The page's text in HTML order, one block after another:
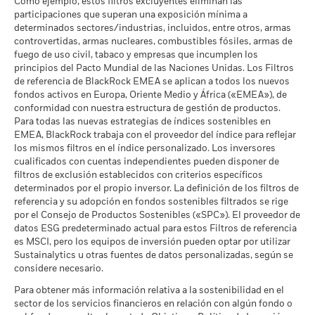
Las eventuales comisiones de entrada/salida quedan
excluidas del cálculo.
Las cifras mostradas hacen referencia a rentabilidades
pasadas. La rentabilidad pasada no es un indicador fiable de
la rentabilidad futura. Los mercados podrían evolucionar de
formas muy diferentes en el futuro. Puede ayudarle a evaluar
cómo se ha gestionado el fondo en el pasado
La rentabilidad se muestra tomando como base el Valor
Liquidativo (VL), con reinversión de los ingresos brutos
cuando corresponda. La rentabilidad de su inversión puede
aumentar o disminuir como resultado de las fluctuaciones del
valor de las divisas si su inversión se realiza en una divisa
distinta de la utilizada para el cálculo de la rentabilidad
pasada. Fuente: Blackrock
de Exposición al Carbono de
MSCI (toneladas de
emisiones de CO2 / millón de
$ en ventas)
a 17 jul 2026
Porcentaje de Cobertura ESG
de MSCI
a 17 jul 2026
94,92
Puntuación de Calidad ESG
de MSCI - Percentil entre
Empresas Similares
a 17 jul 2026
Fondos en Grupo de
Características Similares
a 17 jul 2026
1.400
Porcentaje de Cobertura de la
Media Ponderada de
Intensidad de Carbono de
MSCI
94,97
Todos los datos proceden de las Calificaciones de Fondos
a -
MSCI - Arenas Bituminosas
a -
Cobertura de Implicación
Empresarial
a -
Porcentaje del Fondo no
cubierto
a -
Las exposiciones a Implicación Empresarial de BlackRock
indicadas anteriormente para Carbón Térmico y Arenas
Bituminosas se calculan y notifican para aquellas empresas
en las que más de un 5 % de sus ingresos proceden de la
explotación de carbón térmico o arenas bituminosas de
acuerdo con lo definido por MSCI ESG Research. Para la
exposición a empresas que generen cualquier ingreso de la
explotación de carbón térmico o arenas bituminosas (siendo
participaciones que superan una exposición mínima a
determinados sectores/industrias, incluidos, entre otros, armas
controvertidas, armas nucleares, combustibles fósiles, armas de
fuego de uso civil, tabaco y empresas que incumplen los
principios del Pacto Mundial de las Naciones Unidas. Los Filtros
de referencia de BlackRock EMEA se aplican a todos los nuevos
fondos activos en Europa, Oriente Medio y África («EMEA»), de
conformidad con nuestra estructura de gestión de productos.
Para todas las nuevas estrategias de índices sostenibles en
EMEA, BlackRock trabaja con el proveedor del índice para reflejar
los mismos filtros en el índice personalizado. Los inversores
cualificados con cuentas independientes pueden disponer de
filtros de exclusión establecidos con criterios específicos
determinados por el propio inversor. La definición de los filtros de
referencia y su adopción en fondos sostenibles filtrados se rige
por el Consejo de Productos Sostenibles («SPC»). El proveedor de
datos ESG predeterminado actual para estos Filtros de referencia
es MSCI, pero los equipos de inversión pueden optar por utilizar
Sustainalytics u otras fuentes de datos personalizadas, según se
considere necesario.
Para obtener más información relativa a la sostenibilidad en el
sector de los servicios financieros en relación con algún fondo o